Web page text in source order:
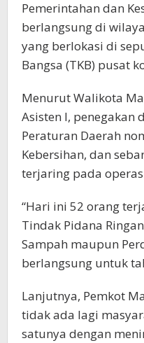
Pemerintahan dan
berlangsung di
yang berlokasi di
Bangsa (TKB) pusat
Menurut Walikota
Asisten I, penegakan
Peraturan Daerah
Kebersihan, dan
terjaring pada
“Hari ini 52 orang
Tindak Pidana
Sampah maupun
berlangsung untuk
Lanjutnya, Pemkot
tidak ada lagi
satunya dengan